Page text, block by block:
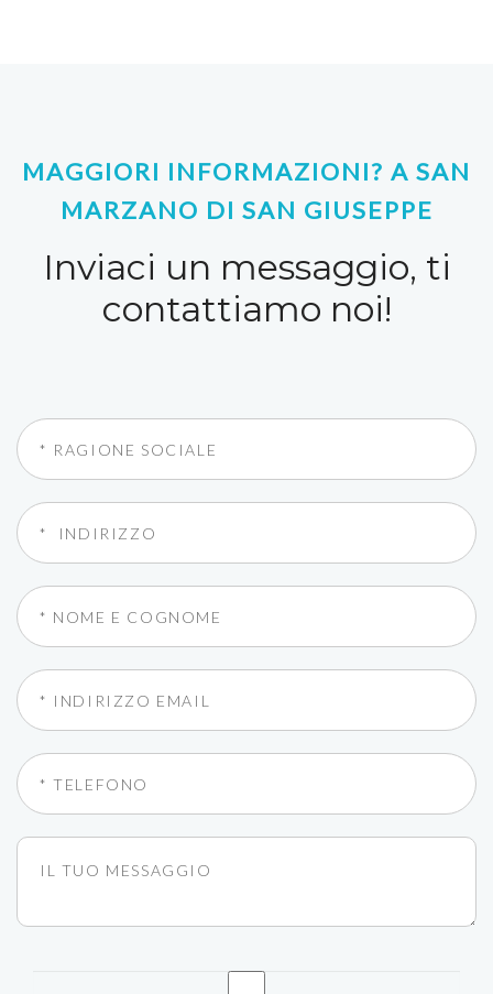
MAGGIORI INFORMAZIONI? A SAN
MARZANO DI SAN GIUSEPPE
Inviaci un messaggio, ti
contattiamo noi!